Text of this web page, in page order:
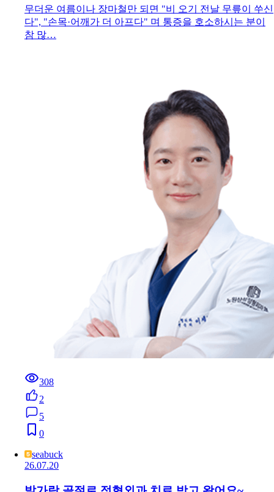
무더운 여름이나 장마철만 되면 "비 오기 전날 무릎이 쑤신
다", "손목·어깨가 더 아프다" 며 통증을 호소하시는 분이
참 많…
308
2
5
0
seabuck
26.07.20